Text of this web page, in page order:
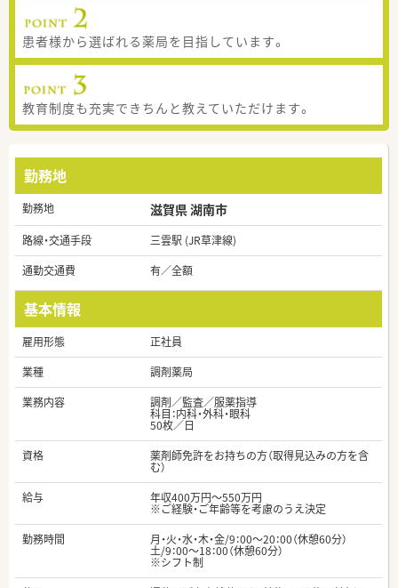
患者様から選ばれる薬局を目指しています。
教育制度も充実できちんと教えていただけます。
勤務地
勤務地 滋賀県 湖南市
路線・交通手段
三雲駅 (JR草津線)
通勤交通費
有／全額
基本情報
雇用形態
正社員
業種
調剤薬局
業務内容
調剤／監査／服薬指導
科目：内科・外科・眼科
50枚／日
資格
薬剤師免許をお持ちの方（取得見込みの方を含
む）
給与
年収400万円～550万円
※ご経験・ご年齢等を考慮のうえ決定
勤務時間
月・火・水・木・金/9：00～20：00（休憩60分）
土/9：00～18：00（休憩60分）
※シフト制